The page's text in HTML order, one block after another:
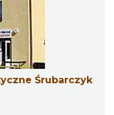
Śrubarczyk